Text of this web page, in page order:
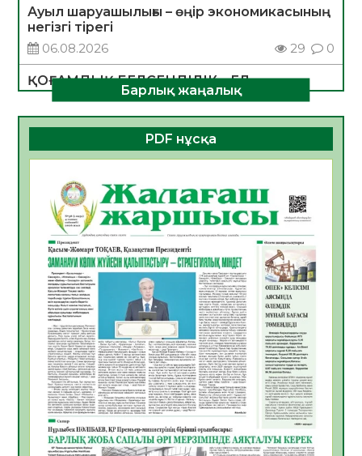
Ауыл шаруашылығы – өңір экономикасының
негізгі тірегі
06.08.2026
29 0
ҚОҒАМДЫҚ БЕЛСЕНДІЛІК – ЕЛ
ДАМУЫНЫҢ НЕГІЗІ
06.08.2026
28 0
ҚҰРЫЛТАЙ САЙЛАУЫ – БОЛАШАҚҚА
06.08.2026
Инфекциялық ауруларға қарсы иммундау
жұмыстарының тиімділігі
06.08.2026
31
Көкжөтел ауруы туралы
06.08.2026
28
АПВ вакцинасы туралы мәлімет
06.08.2026
29
Open Air: Қызылорда облысы полиция
департаменті 20 мыңнан астам
көрерменнің қауіпсіздігін қамтамасыз етті
06.08.2026
40
Барлық жаңалық
PDF нұсқа